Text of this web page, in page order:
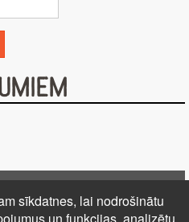
mums Autortiesības
sīkdatnes, lai nodrošinātu